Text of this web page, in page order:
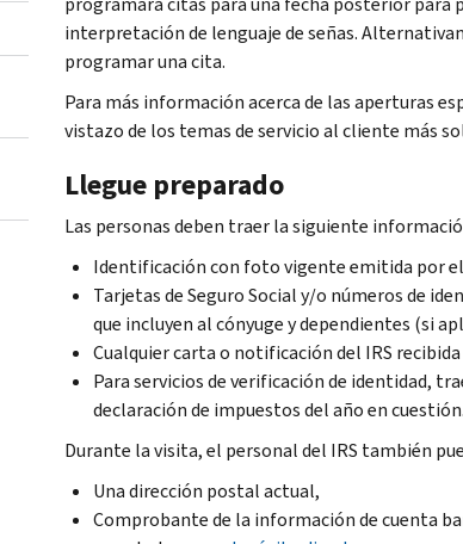
interpretación de lenguaje de señas.
programar una cita.
Para más información acerca de las aperturas
vistazo de los temas de servicio al cliente más
Llegue preparado
Las personas deben traer la siguiente
Identificación con foto vigente emitida por
Tarjetas de Seguro Social y/o números de
que incluyen al cónyuge y dependientes (si
Cualquier carta o notificación del IRS
Para servicios de verificación de identidad,
declaración de impuestos del año en cuestión.
Durante la visita, el personal del IRS también
Una dirección postal actual,
Comprobante de la información de cuenta